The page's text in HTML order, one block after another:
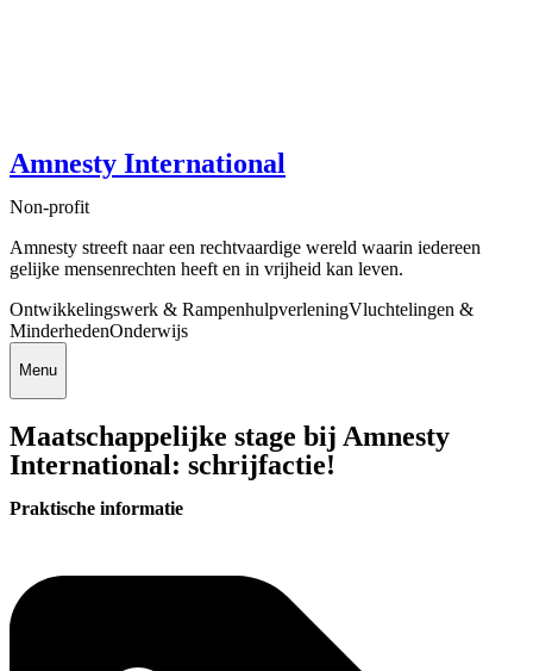
Amnesty International
Non-profit
Amnesty streeft naar een rechtvaardige wereld waarin iedereen
gelijke mensenrechten heeft en in vrijheid kan leven.
Ontwikkelingswerk & RampenhulpverleningVluchtelingen &
MinderhedenOnderwijs
Menu
Maatschappelijke stage bij Amnesty
International: schrijfactie!
Praktische informatie